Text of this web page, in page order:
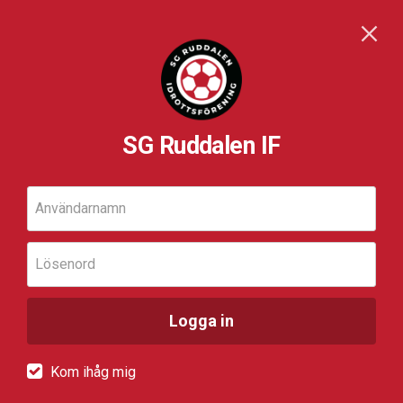
SG Ruddalen IF
Användarnamn
Lösenord
Logga in
Kom ihåg mig